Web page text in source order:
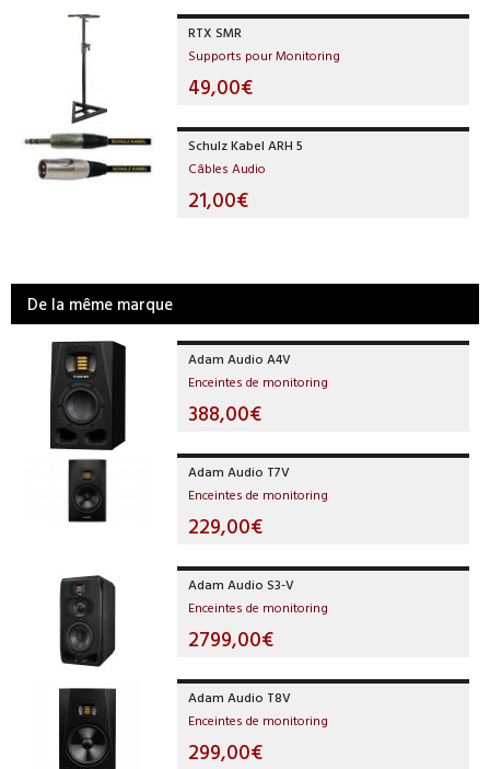
RTX SMR
Supports pour Monitoring
49,00€
Schulz Kabel ARH 5
Câbles Audio
21,00€
De la même marque
Adam Audio A4V
Enceintes de monitoring
388,00€
Adam Audio T7V
Enceintes de monitoring
229,00€
Adam Audio S3-V
Enceintes de monitoring
2799,00€
Adam Audio T8V
Enceintes de monitoring
299,00€